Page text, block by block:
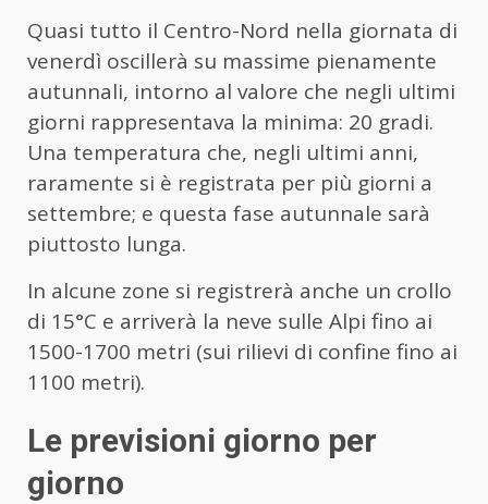
Quasi tutto il Centro-Nord nella giornata di
venerdì oscillerà su massime pienamente
autunnali, intorno al valore che negli ultimi
giorni rappresentava la minima: 20 gradi.
Una temperatura che, negli ultimi anni,
raramente si è registrata per più giorni a
settembre; e questa fase autunnale sarà
piuttosto lunga.
In alcune zone si registrerà anche un crollo
di 15°C e arriverà la neve sulle Alpi fino ai
1500-1700 metri (sui rilievi di confine fino ai
1100 metri).
Le previsioni giorno per
giorno